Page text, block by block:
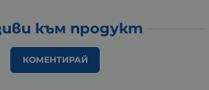
към продукт
КОМЕНТИРАЙ